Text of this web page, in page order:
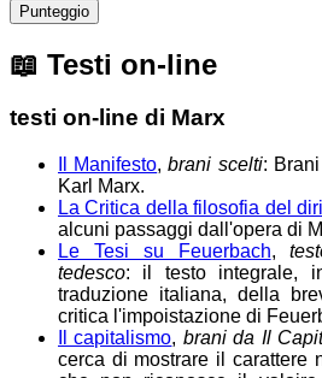
Punteggio
📖 Testi on-line
testi on-line di Marx
Il Manifesto,brani scelti:
Karl Marx.
La Critica della filosofia del
alcuni passaggi dall'opera di
Le Tesi su Feuerbach,
tedesco: il testo integrale,
traduzione italiana, della
critica l'impoistazione di
Il capitalismo, brani da Il
cerca di mostrare il carattere